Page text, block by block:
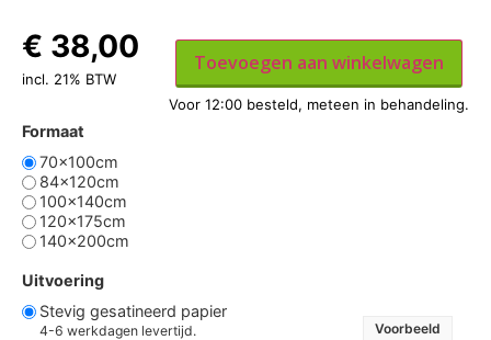
Formaat
70x100cm
84x120cm
100x140cm
120x175cm
140x200cm
Uitvoering
Stevig gesatineerd papier
4-6 werkdagen levertijd. Voorbeeld
€ 38,00
incl. 21% BTW
Toevoegen aan winkelwagen